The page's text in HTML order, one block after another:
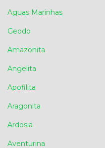
Aguas Marinhas
Geodo
Amazonita
Angelita
Apofilita
Aragonita
Ardosia
Aventurina